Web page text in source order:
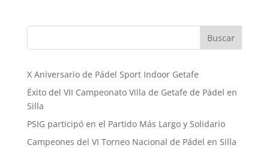
Buscar
X Aniversario de Pádel Sport Indoor Getafe
Éxito del VII Campeonato Villa de Getafe de Pádel en
Silla
PSIG participó en el Partido Más Largo y Solidario
Campeones del VI Torneo Nacional de Pádel en Silla